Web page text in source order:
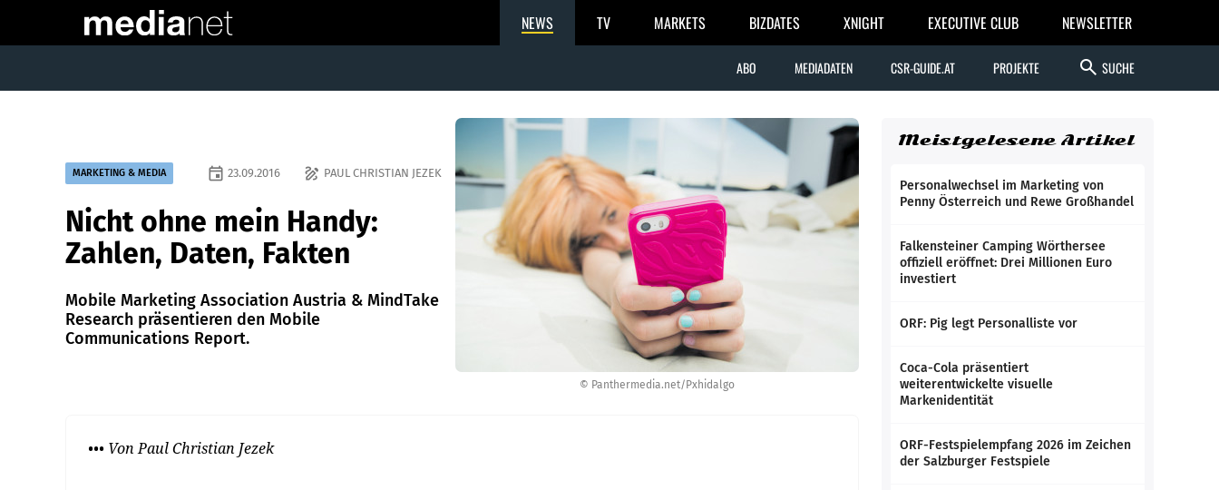
NEWS TV MARKETS BIZDATES XNIGHT EXECUTIVE CLUB NEWSLETTER
ABO MEDIADATEN CSR-GUIDE.AT PROJEKTE search SUCHE
© Panthermedia.net/Pxhidalgo
MARKETING & MEDIA draw PAUL CHRISTIAN JEZEK
event 23.09.2016
Nicht ohne mein Handy:
Zahlen, Daten, Fakten
Mobile Marketing Association Austria & MindTake
Research präsentieren den Mobile
Communications Report.
••• Von Paul Christian Jezek
Meistgelesene Artikel
Personalwechsel im Marketing von
Penny Österreich und Rewe Großhandel
Falkensteiner Camping Wörthersee
offiziell eröffnet: Drei Millionen Euro
investiert
ORF: Pig legt Personalliste vor
Coca-Cola präsentiert
weiterentwickelte visuelle
Markenidentität
ORF-Festspielempfang 2026 im Zeichen
der Salzburger Festspiele